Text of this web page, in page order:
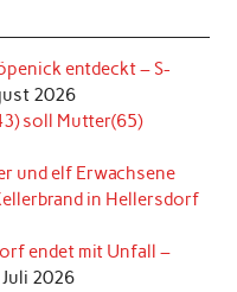
entdeckt – S-
2026
soll Mutter(65)
und elf Erwachsene
in Hellersdorf
endet mit Unfall –
Juli 2026